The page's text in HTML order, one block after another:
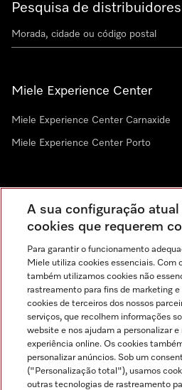
Pesquisa de distribuidores
Miele Experience Center
Miele Experience Center Carnaxide
Miele Experience Center Porto
Miele no Instagram
Miele no Facebook
Miele no Youtube
A sua configuração
cookies que requerem
Para garantir o funcionamento
Miele utiliza cookies essenciais. Com
também utilizamos cookies não
rastreamento para fins de marketing
cookies de terceiros dos nossos
serviços, que recolhem informações
website e nos ajudam a personalizar e
experiência online. Os cookies
personalizar anúncios. Sob um
("Personalização total"), usamos
outras tecnologias de rastreamento